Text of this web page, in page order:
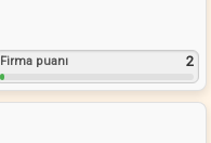
Firma puanı 2